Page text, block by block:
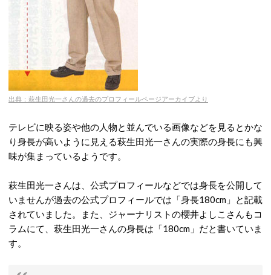
出典：萩生田光一さんの過去のプロフィールページアーカイブより
テレビに映る姿や他の人物と並んでいる画像などを見るとかな
り身長が高いように見える萩生田光一さんの実際の身長にも興
味が集まっているようです。
萩生田光一さんは、公式プロフィールなどでは身長を公開して
いませんが過去の公式プロフィールでは「身長180cm」と記載
されていました。また、ジャーナリストの櫻井よしこさんもコ
ラムにて、萩生田光一さんの身長は「180cm」だと書いていま
す。